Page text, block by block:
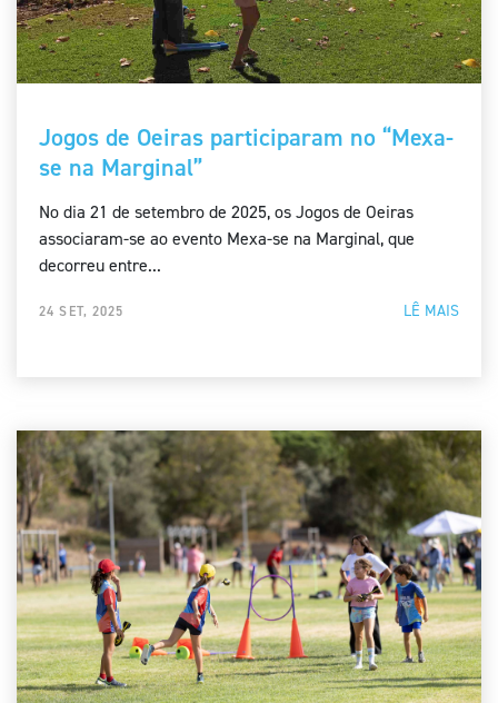
Jogos de Oeiras participaram no “Mexa-
se na Marginal”
No dia 21 de setembro de 2025, os Jogos de Oeiras
associaram-se ao evento Mexa-se na Marginal, que
decorreu entre...
LÊ MAIS
24 SET, 2025